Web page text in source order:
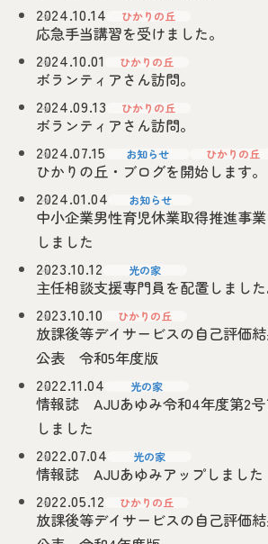
2024.10.14
ひかりの丘
応急手当講習を受けました。
2024.10.01
ひかりの丘
ボランティアさん訪問。
2024.09.13
ひかりの丘
ボランティアさん訪問。
2024.07.15
お知らせ ひかりの丘
ひかりの丘・ブログを開始します。
2024.01.04
お知らせ
中小企業男性育児休業取得推進事
しました
2023.10.12
光の家
主任相談支援専門員を配置しました
2023.10.10
ひかりの丘
放課後等デイサービスの自己評価
公表 令和5年度版
2022.11.04
光の家
情報誌 AJUあゆみ令和4年度第2
しました
2022.07.04
光の家
情報誌 AJUあゆみアップしました
2022.05.12
ひかりの丘
放課後等デイサービスの自己評価